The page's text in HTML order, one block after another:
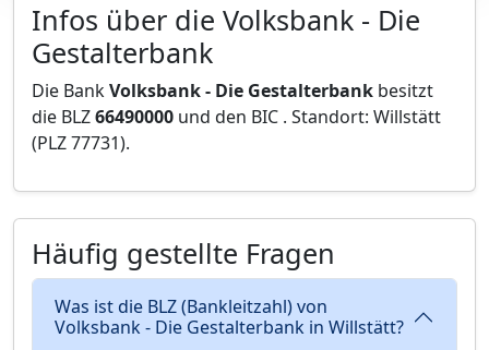
Infos über die Volksbank - Die
Gestalterbank
Die BankVolksbank - Die Gestalterbank besitzt
die BLZ66490000 und den BIC . Standort: Willstätt
(PLZ 77731).
Häufig gestellte Fragen
Was ist die BLZ (Bankleitzahl) von
Volksbank - Die Gestalterbank in Willstätt?